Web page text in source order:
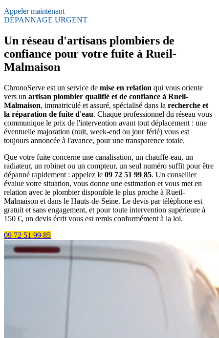
Appeler maintenant
DÉPANNAGE URGENT
Un réseau d'artisans plombiers de
confiance pour votre fuite à Rueil-
Malmaison
ChronoServe est un service de mise en relation qui vous oriente
vers un artisan plombier qualifié et de confiance à Rueil-
Malmaison, immatriculé et assuré, spécialisé dans la recherche et
la réparation de fuite d'eau. Chaque professionnel du réseau vous
communique le prix de l'intervention avant tout déplacement : une
éventuelle majoration (nuit, week-end ou jour férié) vous est
toujours annoncée à l'avance, pour une transparence totale.
Que votre fuite concerne une canalisation, un chauffe-eau, un
radiateur, un robinet ou un compteur, un seul numéro suffit pour être
dépanné rapidement : appelez le 09 72 51 99 85. Un conseiller
évalue votre situation, vous donne une estimation et vous met en
relation avec le plombier disponible le plus proche à Rueil-
Malmaison et dans le Hauts-de-Seine. Le devis par téléphone est
gratuit et sans engagement, et pour toute intervention supérieure à
150 €, un devis écrit vous est remis conformément à la loi.
09 72 51 99 85